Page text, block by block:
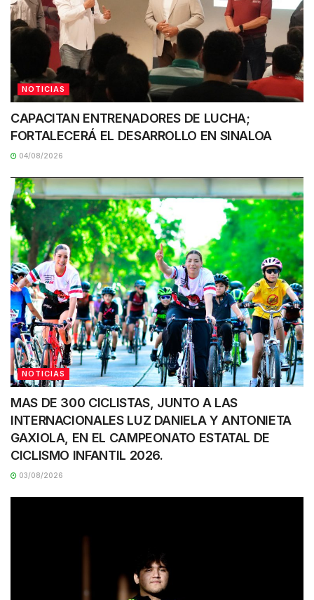
NOTICIAS
CAPACITAN ENTRENADORES DE LUCHA;
FORTALECERÁ EL DESARROLLO EN SINALOA
04/08/2026
NOTICIAS
MAS DE 300 CICLISTAS, JUNTO A LAS
INTERNACIONALES LUZ DANIELA Y ANTONIETA
GAXIOLA, EN EL CAMPEONATO ESTATAL DE
CICLISMO INFANTIL 2026.
03/08/2026